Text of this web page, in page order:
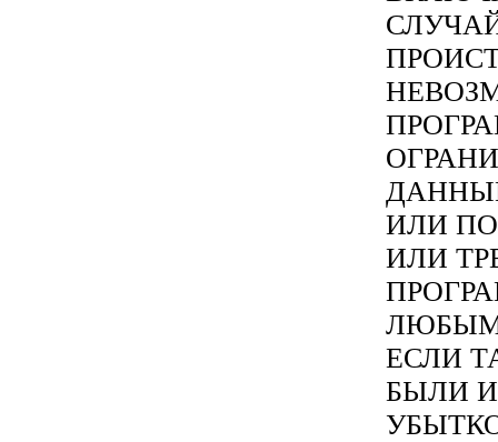
ИЛИ
ИЛИ
ЕСЛИ
БЫЛИ